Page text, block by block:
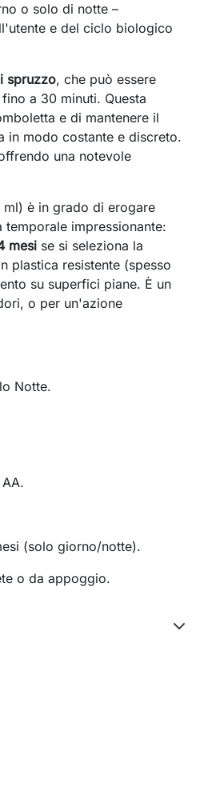
o solo di notte –
e del ciclo biologico
spruzzo, che può essere
a 30 minuti. Questa
e di mantenere il
modo costante e discreto.
una notevole
è in grado di erogare
impressionante:
mesi se si seleziona la
plastica resistente (spesso
su superfici piane. È un
o per un'azione
Notte.
(solo giorno/notte).
o da appoggio.